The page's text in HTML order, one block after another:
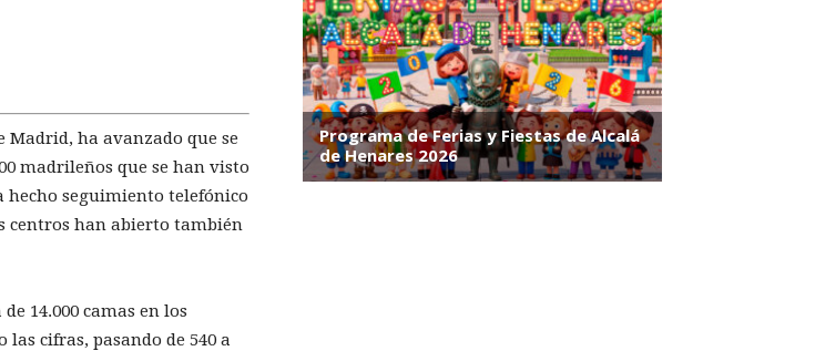
Madrid, ha avanzado que se
madrileños que se han visto
hecho seguimiento telefónico
centros han abierto también
14.000 camas en los
las cifras, pasando de 540 a